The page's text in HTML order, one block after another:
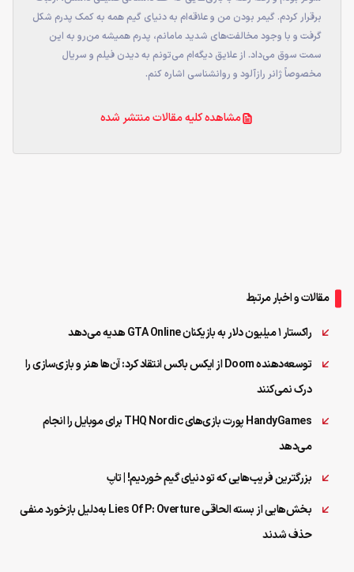
برقرار کردم. گیمر بودن من و علاقه‌ام به دنیای گیم همه به کمک پدرم شکل
گرفت و با وجود مخالفت‌های شدید مامانم، پدرم همیشه من‌رو به این
سمت سوق می‌داد. از علایق دیگه‌ام می‌تونم به دیدن فیلم و سریال
مخصوصاً ژانر رازآلود و روانشناسی اشاره کنم.
مشاهده کلیه مقالات منتشر شده
مقالات و اخبار مرتبط
راکستار ۱ میلیون دلار به بازیکنان GTA Online هدیه می‌دهد
توسعه‌دهنده Doom از ایکس‌ باکس انتقاد کرد: آن‌ها هنر و بازی‌سازی را
درک نمی‌کنند
HandyGames پورت بازی‌های THQ Nordic برای موبایل را انجام
می‌دهد
بزرگترین فریب‌هایی که تو دنیای گیم خوردیم! | تاپ
بخش‌هایی از بسته الحاقی Lies Of P: Overture به‌دلیل بازخورد منفی
حذف شدند